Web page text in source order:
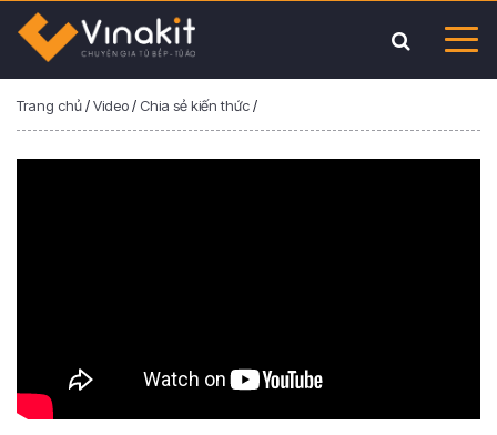
Trang chủ/Video/ Chia sẻ kiến thức/